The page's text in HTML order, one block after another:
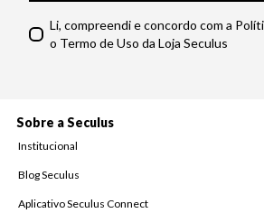
Li, compreendi e concordo com a
o Termo de Uso da Loja Seculus
Sobre a Seculus
Institucional
Blog Seculus
Aplicativo Seculus Connect